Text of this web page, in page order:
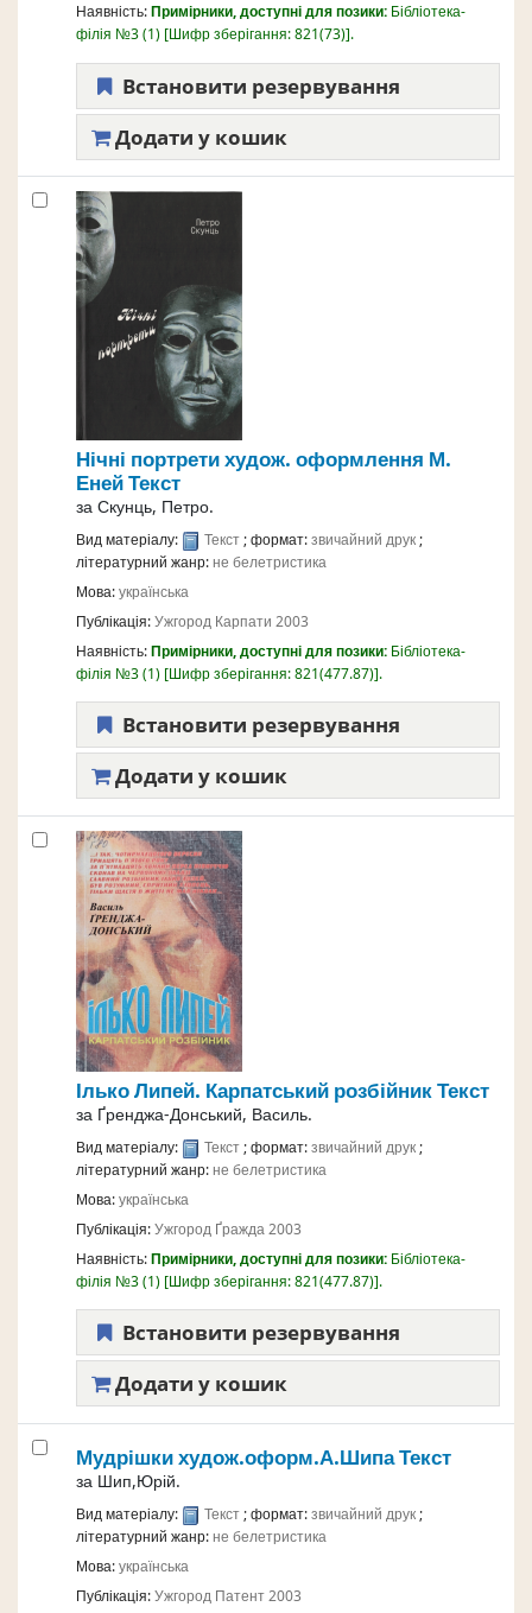
Наявність:Примірники, доступні для позики: Бібліотека-
філія №3(1) Шифр зберігання:821(73) .
Встановити резервування
Додати у кошик
Нічні портретихудож. оформлення М.
ЕнейТекст
заСкунць, Петро.
Вид матеріалу: Текст; формат:звичайний друк;
літературний жанр:не белетристика
Мова:українська
Публікація:Ужгород Карпати 2003
Наявність:Примірники, доступні для позики: Бібліотека-
філія №3(1) Шифр зберігання:821(477.87) .
Встановити резервування
Додати у кошик
Ілько Липей. Карпатський розбійникТекст
за Ґренджа-Донський, Василь.
Вид матеріалу: Текст; формат:звичайний друк;
літературний жанр:не белетристика
Мова:українська
Публікація:Ужгород Ґражда2003
Наявність:Примірники, доступні для позики: Бібліотека-
філія №3(1) Шифр зберігання:821(477.87) .
Встановити резервування
Додати у кошик
Мудрішкихудож.оформ.А.ШипаТекст
за Шип,Юрій.
Вид матеріалу: Текст; формат:звичайний друк;
літературний жанр:не белетристика
Мова:українська
Публікація:Ужгород Патент2003